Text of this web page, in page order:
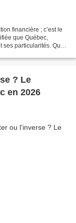
financière ; c’est le
que Québec,
particularités. Que
? Le
en 2026